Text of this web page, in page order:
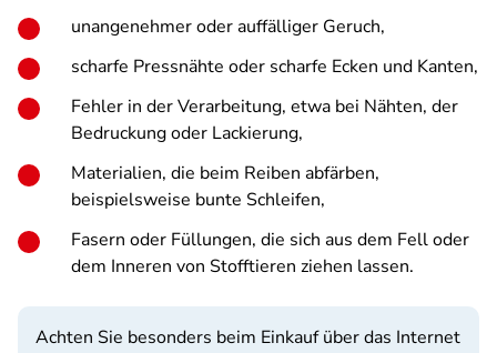
unangenehmer oder auffälliger Geruch,
scharfe Pressnähte oder scharfe Ecken und Kanten,
Fehler in der Verarbeitung, etwa bei Nähten, der
Bedruckung oder Lackierung,
Materialien, die beim Reiben abfärben,
beispielsweise bunte Schleifen,
Fasern oder Füllungen, die sich aus dem Fell oder
dem Inneren von Stofftieren ziehen lassen.
Achten Sie besonders beim Einkauf über das Internet